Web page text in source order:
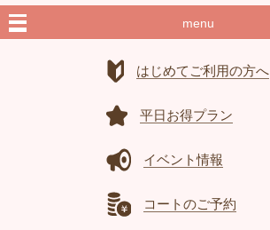
menu
はじめてご利用の方へ
平日お得プラン
イベント情報
コートのご予約